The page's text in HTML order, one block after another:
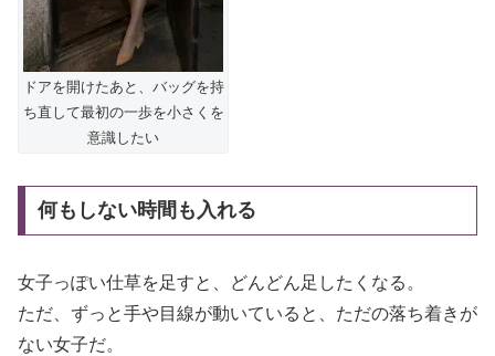
ドアを開けたあと、バッグを持
ち直して最初の一歩を小さくを
意識したい
何もしない時間も入れる
女子っぽい仕草を足すと、どんどん足したくなる。
ただ、ずっと手や目線が動いていると、ただの落ち着きが
ない女子だ。